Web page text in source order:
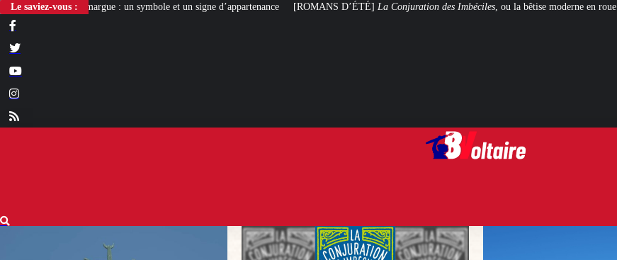
Le saviez-vous :
: un symbole et un signe d’appartenance [ROMANS D’ÉTÉ]La Conjuration des Imbéciles , ou la bêtise moderne en roue libre Steven